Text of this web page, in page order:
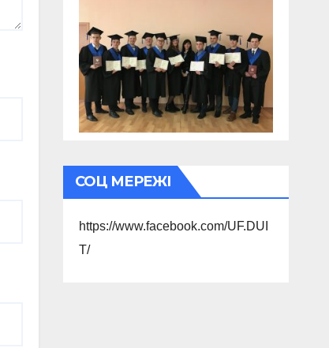
СОЦ МЕРЕЖІ
https://www.facebook.com/UF.DUI
T/